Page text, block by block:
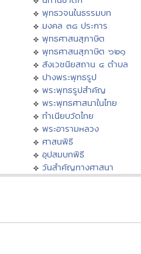
พุทธวจนในธรรมบท
มงคล ๓๘ ประการ
พุทธศาสนสุภาษิต
พุทธศาสนสุภาษิต ๖๒๑
สังเวชนียสถาน ๔ ตำบล
ปางพระพุทธรูป
พระพุทธรูปสำคัญ
พระพุทธศาสนาในไทย
ทำเนียบวัดไทย
พระอารามหลวง
ศาสนพิธี
อุปสมบทพิธี
วันสำคัญทางศาสนา